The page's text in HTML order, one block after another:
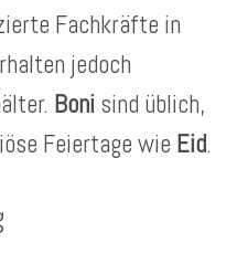
Fachkräfte in
jedoch
Boni sind üblich,
Feiertage wie Eid.